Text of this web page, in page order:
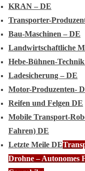
KRAN – DE
Transporter-
Bau-Maschinen – DE
Landwirtschaftliche
Hebe-Bühnen-
Ladesicherung – DE
Motor-Produzenten-
Reifen und Felgen DE
Mobile Transport-
Fahren) DE
Letzte Meile DE
Drohne – Autonomes